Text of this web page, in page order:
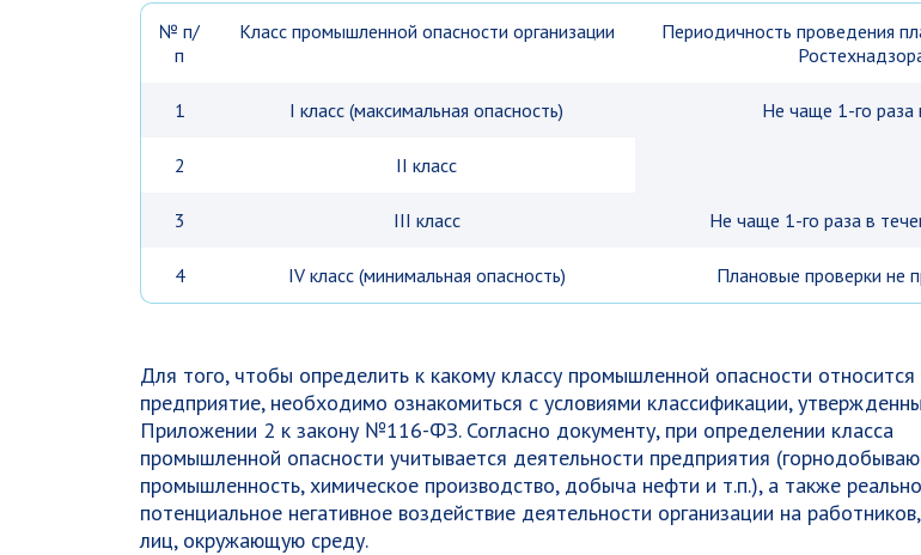
№ п/
п
Класс промышленной опасности организации
Периодичность проведения
1 I класс (максимальная опасность) Не чаще 1-го раза
2 II класс
3 III класс Не чаще 1-го раза в
4 IV класс (минимальная опасность) Плановые проверки не
Для того, чтобы определить к какому классу промышленной опасности относится
предприятие, необходимо ознакомиться с условиями классификации,
Приложении 2 к закону №116-ФЗ. Согласно документу, при определении класса
промышленной опасности учитывается деятельности предприятия
промышленность, химическое производство, добыча нефти и т.п.), а также
потенциальное негативное воздействие деятельности организации на
лиц, окружающую среду.